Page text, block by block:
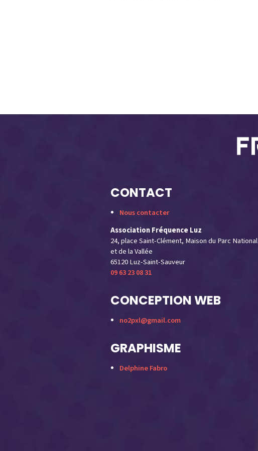
CONTACT
Nous contacter
Association Fréquence Luz
24, place Saint-Clément, Maison du Parc National
et de la Vallée
65120 Luz-Saint-Sauveur
09 63 23 08 31
CONCEPTION WEB
no2pxl@gmail.com
GRAPHISME
Delphine Fabro